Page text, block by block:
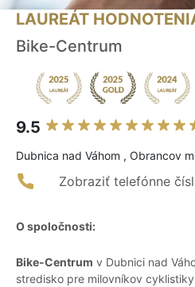
LAUREÁT
Bike-Centrum
9.5
Dubnica nad Váhom , Obrancov
Zobraziť telefónne
O spoločnosti:
Bike-Centrum v Dubnici nad
stredisko pre milovníkov